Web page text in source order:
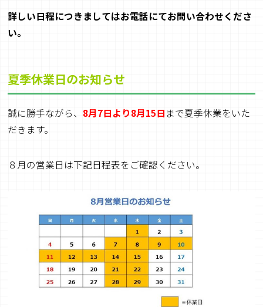
詳しい日程につきましてはお電話にてお問い合わせくださ
い。
夏季休業日のお知らせ
誠に勝手ながら、 8月7日より8月15日 まで夏季休業をいた
だきます。
８月の営業日は下記日程表をご確認ください。